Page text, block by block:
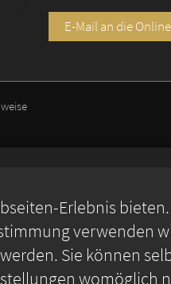
Erlebnis
verwenden
Sie können
E-Mail an die